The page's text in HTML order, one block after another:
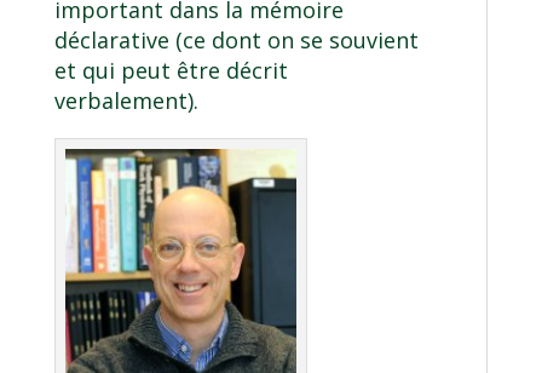
important dans la mémoire
déclarative (ce dont on se souvient
et qui peut être décrit
verbalement).